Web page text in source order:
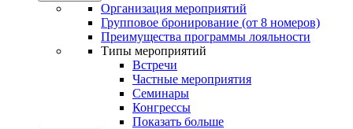
Организация мероприятий
Групповое бронирование (от 8 номеров)
Преимущества программы лояльности
Типы мероприятий
Встречи
Частные мероприятия
Семинары
Конгрессы
Показать больше